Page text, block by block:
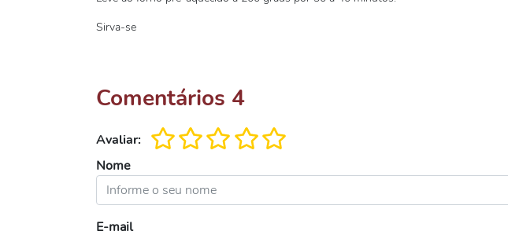
Sirva-se
Comentários 4
Avaliar:
Nome
E-mail